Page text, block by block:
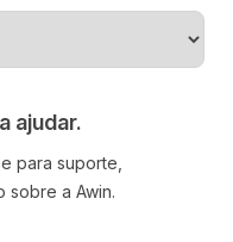
ajudar.
para suporte,
sobre a Awin.